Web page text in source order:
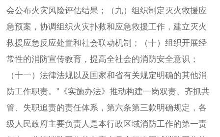
会公布火灾风险评估结果；（九）组织制定灭火救援应
急预案，协调组织火灾扑救和应急救援工作，建立灭火
救援应急反应处置和社会联动机制；（十）组织开展经
常性的消防宣传教育，提高全社会的消防安全意识；
（十一）法律法规以及国家和省有关规定明确的其他消
防工作职责。”《实施办法》推动构建一岗双责、齐抓共
管、失职追责的责任体系，第六条第三款明确规定，各
级人民政府主要负责人是本行政区域消防工作的第一责